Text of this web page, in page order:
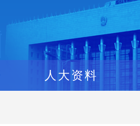
人大资料